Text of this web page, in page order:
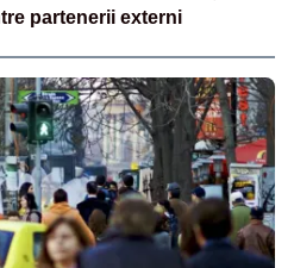
partenerii externi